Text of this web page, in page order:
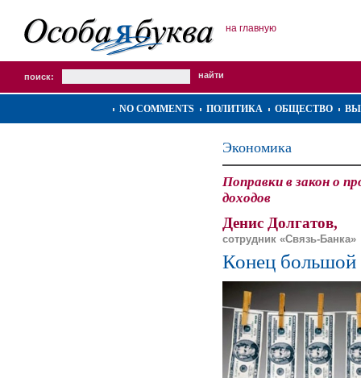
на главную
поиск:
NO COMMENTS ПОЛИТИКА ОБЩЕСТВО
Экономика
Поправки в закон о
доходов
Денис Долгатов,
сотрудник «Связь-Банка»
Конец большой